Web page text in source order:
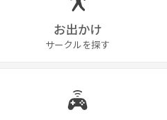
お出かけ
サークルを探す